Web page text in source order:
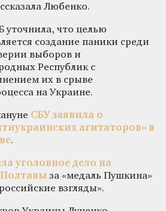
Любенко.
уточнила, что целью
создание паники среди
выборов и
Республик с
их в срыве
на Украине.
СБУ заявила о
агитаторов» в
.
уголовное дело на
за «медаль Пушкина»
взгляды».